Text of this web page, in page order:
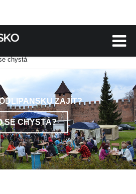
chystá
ZAJÍT?
SE CHYSTÁ?